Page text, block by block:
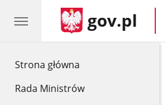
Strona główna
Rada Ministrów
gov.pl